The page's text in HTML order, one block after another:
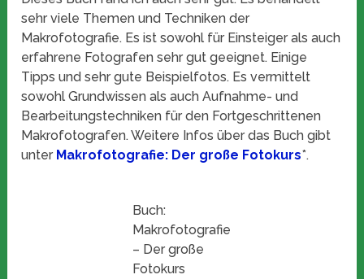
sehr viele Themen und Techniken der
Makrofotografie. Es ist sowohl für Einsteiger als auch
erfahrene Fotografen sehr gut geeignet. Einige
Tipps und sehr gute Beispielfotos. Es vermittelt
sowohl Grundwissen als auch Aufnahme- und
Bearbeitungstechniken für den Fortgeschrittenen
Makrofotografen. Weitere Infos über das Buch gibt
unter Makrofotografie: Der große Fotokurs*.
Buch:
Makrofotografie
– Der große
Fotokurs